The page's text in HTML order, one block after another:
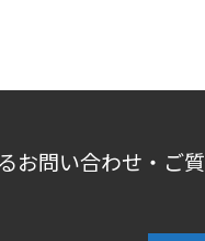
お問い合わせ・ご